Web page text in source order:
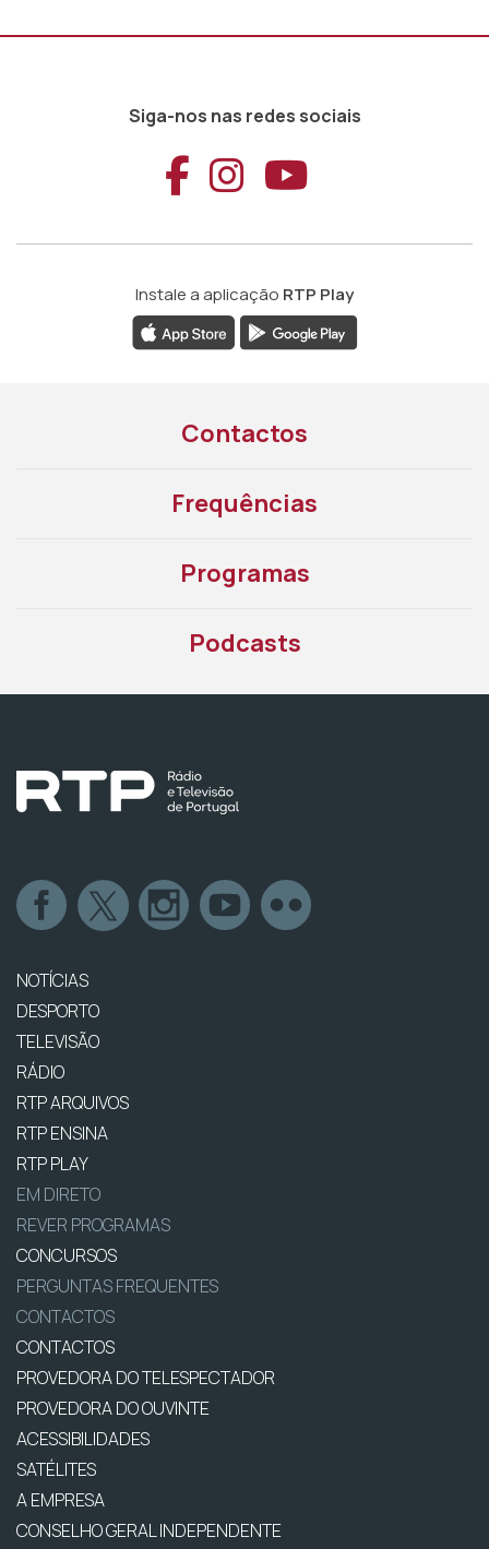
Siga-nos nas redes sociais
Aceder ao
Aceder ao
Aceder
Instale a aplicação RTP Play
Contactos
Frequências
Programas
Podcasts
NOTÍCIAS
DESPORTO
TELEVISÃO
RÁDIO
RTP ARQUIVOS
RTP ENSINA
RTP PLAY
EM DIRETO
REVER PROGRAMAS
CONCURSOS
PERGUNTAS FREQUENTES
CONTACTOS
CONTACTOS
PROVEDORA DO TELESPECTADOR
PROVEDORA DO OUVINTE
ACESSIBILIDADES
SATÉLITES
A EMPRESA
CONSELHO GERAL INDEPENDENTE